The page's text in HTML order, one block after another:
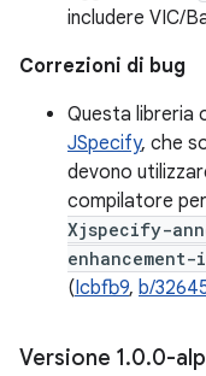
includere VIC/
Correzioni di bug
Questa libreria
JSpecify, che
devono
compilatore
Xjspecify-
(Icbfb9, b/
Versione 1.0.0-